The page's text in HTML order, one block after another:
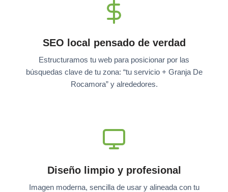
SEO local pensado de verdad
Estructuramos tu web para posicionar por las
búsquedas clave de tu zona: “tu servicio + Granja De
Rocamora” y alrededores.
Diseño limpio y profesional
Imagen moderna, sencilla de usar y alineada con tu